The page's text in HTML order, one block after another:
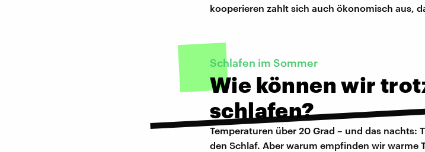
kooperieren zahlt sich auch ökonomisch aus,
Schlafen im Sommer
Wie können wir
schlafen?
Temperaturen über 20 Grad – und das nachts:
den Schlaf. Aber warum empfinden wir warme